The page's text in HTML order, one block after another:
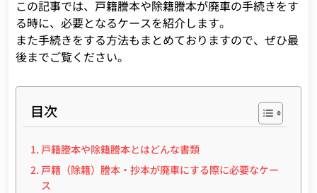
この記事では、戸籍謄本や除籍謄本が廃車の手続きをす
る時に、必要となるケースを紹介します。
また手続きをする方法もまとめておりますので、ぜひ最
後までご覧ください。
目次
戸籍謄本や除籍謄本とはどんな書類
戸籍（除籍）謄本・抄本が廃車にする際に必要なケー
ス